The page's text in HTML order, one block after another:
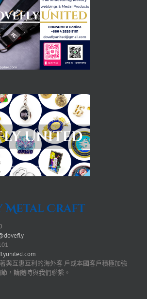
與互惠互利的海外客 戶或本國客戶積極加強
，請隨時與我們聯繫。